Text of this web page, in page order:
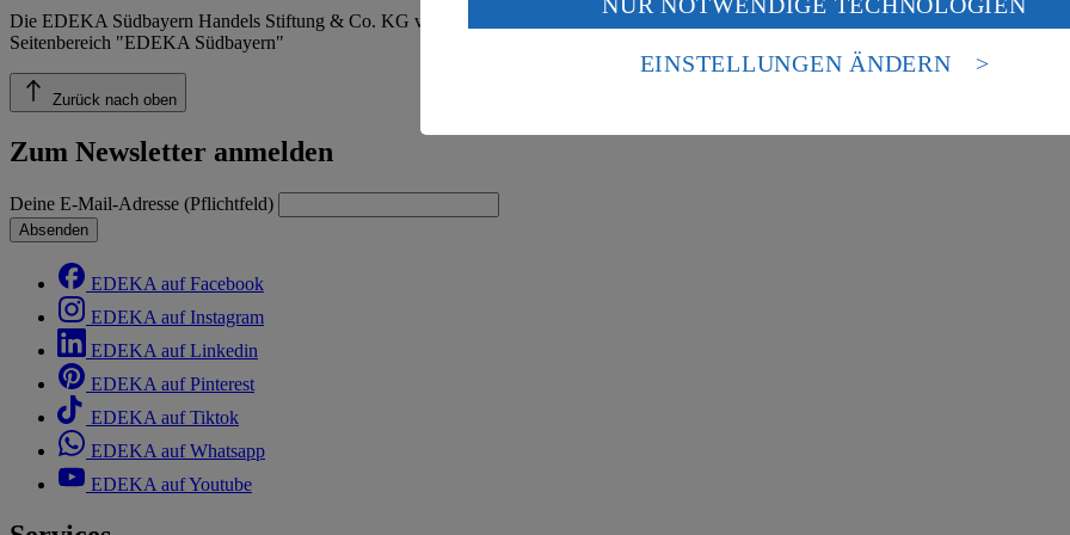
Die EDEKA Südbayern Handels Stiftung & Co. KG veröffentlicht insbesondere Inhalte zu den Bereichen:
Seitenbereich "EDEKA Südbayern"
Zurück nach oben
Zum Newsletter anmelden
Deine E-Mail-Adresse (Pflichtfeld)
Absenden
EDEKA auf Facebook
EDEKA auf Instagram
EDEKA auf Linkedin
EDEKA auf Pinterest
EDEKA auf Tiktok
EDEKA auf Whatsapp
EDEKA auf Youtube
ein, dass deine Daten in den USA verarbeitet werden. Der EuGH sieht die USA als
einem nach europäischen Standards nicht angemessenen Datenschutzniveau an. Es
Risiko eines Zugriffs durch US-amerikanische Behörden.
EINSTELLUNGEN ÄNDERN